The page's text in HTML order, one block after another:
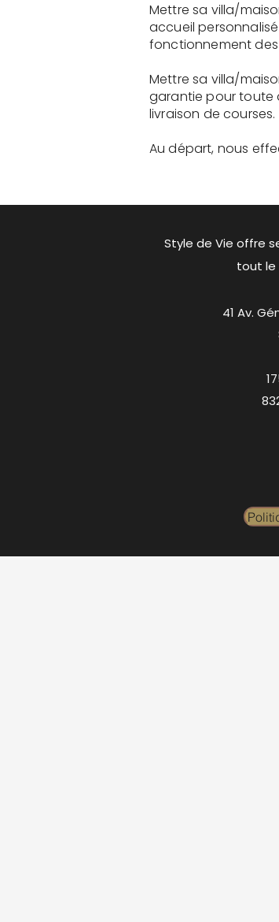
Mettre sa villa/
accueil
fonctionnement des
Mettre sa villa/
garantie pour toute
livraison de courses.
Au départ, nous
Style de Vie offre
tout le
41 Av.